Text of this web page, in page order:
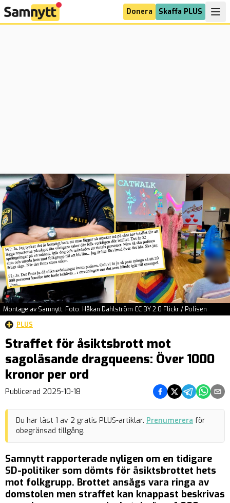
Donera Skaffa PLUS
Montage av Samnytt. Foto: Håkan Dahlström CC BY 2.0 Flickr / Polisen
PLUS
Straffet för åsiktsbrott mot
sagoläsande dragqueens: Över 1000
kronor per ord
Publicerad 2025-10-18 Dela på Facebook
Dela på Twitter
Dela påDela på
Dela
Du har läst 1 av 2 gratis PLUS-artiklar. Prenumerera för
obegränsad tillgång.
Samnytt rapporterade nyligen om en tidigare
SD-politiker som dömts för åsiktsbrottet hets
mot folkgrupp. Brottet ansågs vara ringa av
domstolen men straffet kan knappast beskrivas